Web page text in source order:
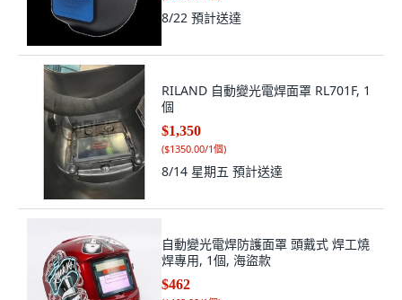
8/22 預計送達
RILAND 自動變光電焊面罩 RL701F, 1
個
$1,350
($1350.00/1個)
8/14 星期五 預計送達
自動變光電焊防護面罩 頭戴式 焊工燒
焊專用, 1個, 海盜款
$462